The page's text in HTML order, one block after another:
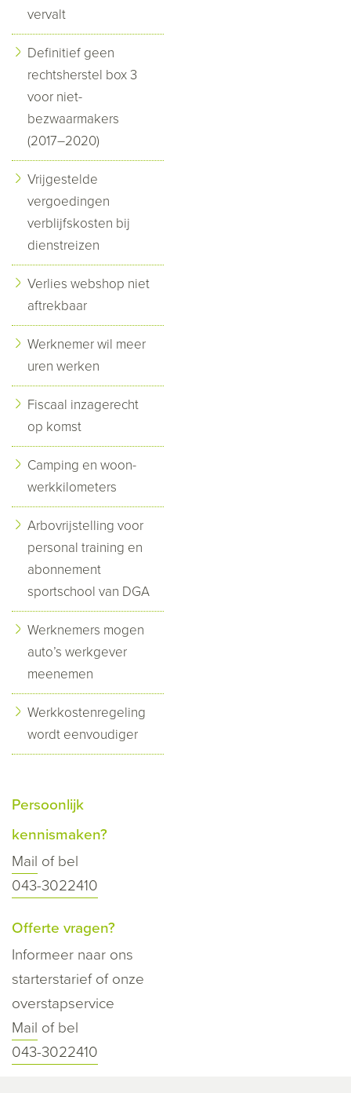
vervalt
Definitief geen
rechtsherstel box 3
voor niet-
bezwaarmakers
(2017–2020)
Vrijgestelde
vergoedingen
verblijfskosten bij
dienstreizen
Verlies webshop niet
aftrekbaar
Werknemer wil meer
uren werken
Fiscaal inzagerecht
op komst
Camping en woon-
werkkilometers
Arbovrijstelling voor
personal training en
abonnement
sportschool van DGA
Werknemers mogen
auto’s werkgever
meenemen
Werkkostenregeling
wordt eenvoudiger
Persoonlijk
kennismaken?
Mail of bel
043-3022410
Offerte vragen?
Informeer naar ons
starterstarief of onze
overstapservice
Mail of bel
043-3022410